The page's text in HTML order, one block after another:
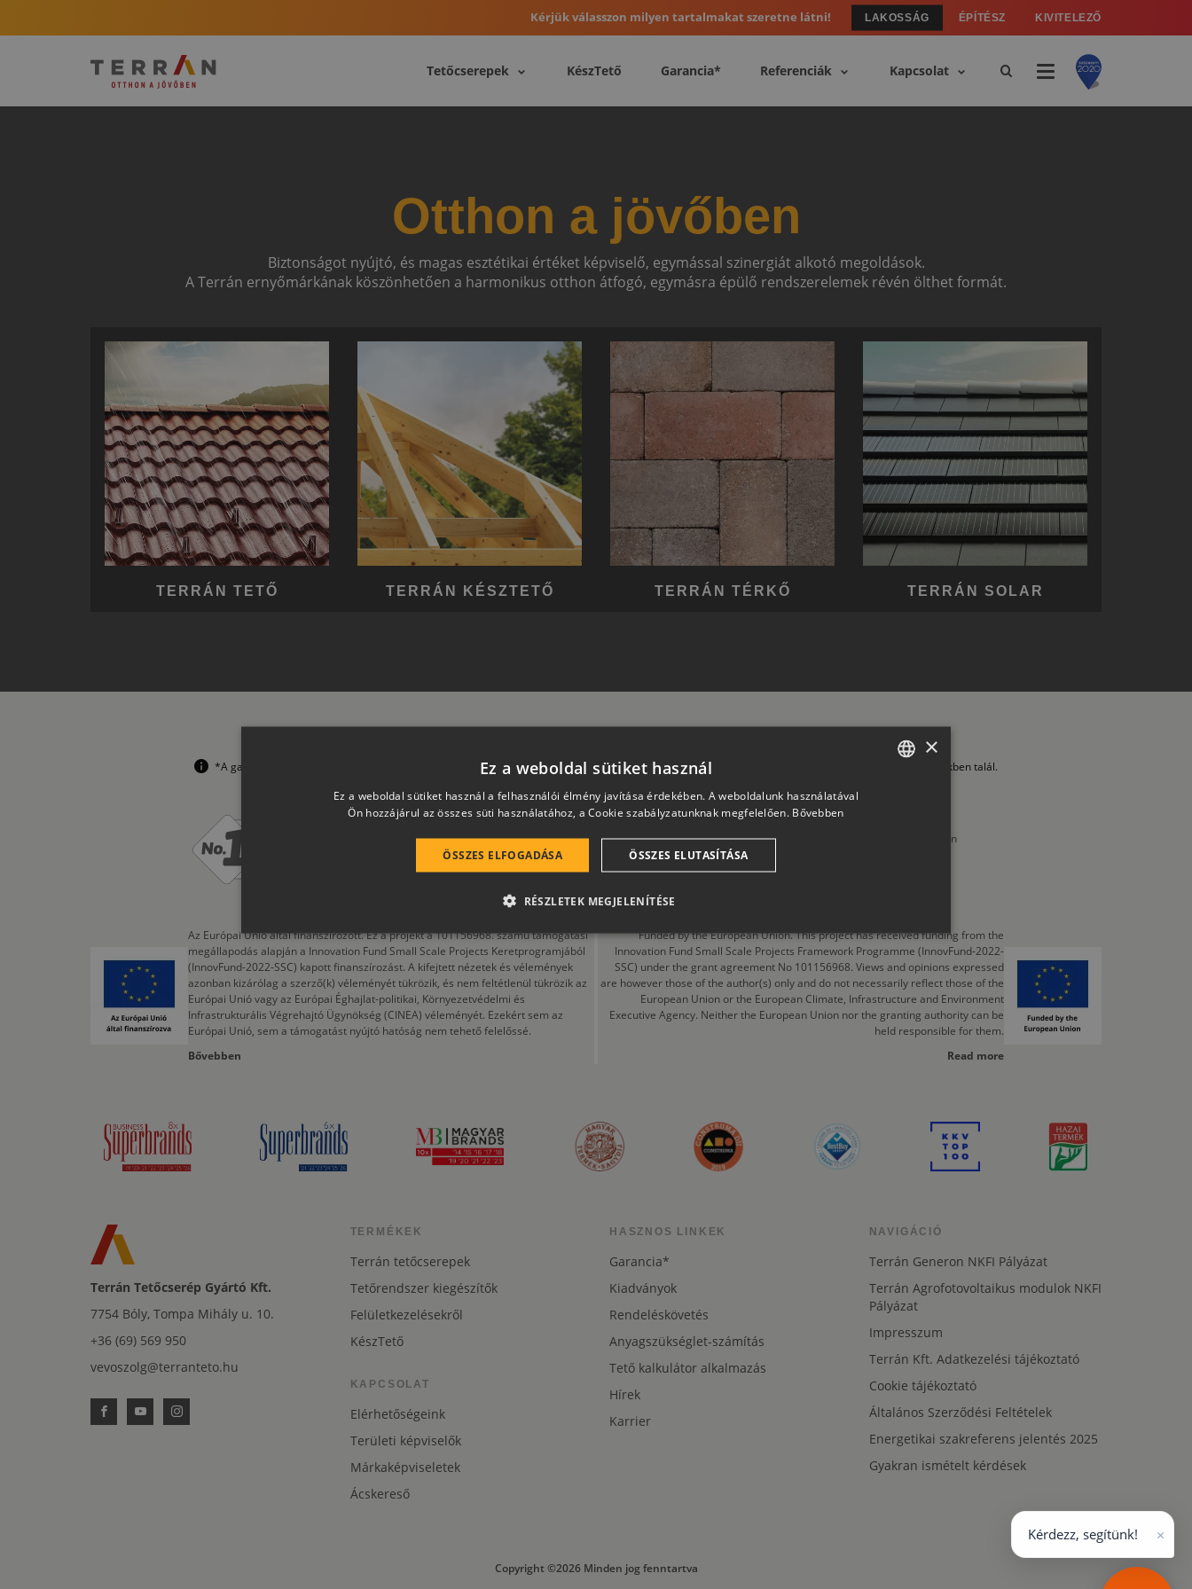
Kérjük válasszon milyen tartalmakat szeretne látni! LAKOSSÁG ÉPÍTÉSZ KIVITELEZŐ
Tetőcserepek KészTető Garancia* Referenciák Kapcsolat
Otthon a jövőben
Biztonságot nyújtó, és magas esztétikai értéket képviselő, egymással szinergiát alkotó megoldások.
A Terrán ernyőmárkának köszönhetően a harmonikus otthon átfogó, egymásra épülő rendszerelemek révén ölthet formát.
TERRÁN TETŐ TERRÁN KÉSZTETŐ TERRÁN TÉRKŐ TERRÁN SOLAR
*A garanciális feltételek korlátozásokat tartalmaznak, bővebb információt a Garanciaoldalon és az onnan letölthető Általános Szerződési Feltételeinkben talál.
**Az NIQ GfK MI Sales Tracking adatai alapján a 2025. március és 2026 február között Magyarországon, négyzetméterben
értékesített termékmennyiséget tekintve, Panelmarket, Copyright © 2026, Nielsen Consumer, LLC.
Az Európai Unió által finanszírozott. Ez a projekt a 101156968. számú támogatási
megállapodás alapján a Innovation Fund Small Scale Projects Keretprogramjából
(InnovFund-2022-SSC) kapott finanszírozást. A kifejtett nézetek és vélemények
azonban kizárólag a szerző(k) véleményét tükrözik, és nem feltétlenül tükrözik az
Európai Unió vagy az Európai Éghajlat-politikai, Környezetvédelmi és
Infrastrukturális Végrehajtó Ügynökség (CINEA) véleményét. Ezekért sem az
Európai Unió, sem a támogatást nyújtó hatóság nem tehető felelőssé.
Bővebben
Funded by the European Union. This project has received funding from the
Innovation Fund Small Scale Projects Framework Programme (InnovFund-2022-
SSC) under the grant agreement No 101156968. Views and opinions expressed
are however those of the author(s) only and do not necessarily reflect those of the
European Union or the European Climate, Infrastructure and Environment
Executive Agency. Neither the European Union nor the granting authority can be
held responsible for them.
Read more
Terrán Tetőcserép Gyártó Kft.
7754 Bóly, Tompa Mihály u. 10.
+36 (69) 569 950
vevoszolg@terranteto.hu
TERMÉKEK
Terrán tetőcserepek
Tetőrendszer kiegészítők
Felületkezelésekről
KészTető
KAPCSOLAT
Elérhetőségeink
Területi képviselők
Márkaképviseletek
Ácskereső
HASZNOS LINKEK
Garancia*
Kiadványok
Rendeléskövetés
Anyagszükséglet-számítás
Tető kalkulátor alkalmazás
Hírek
Karrier
NAVIGÁCIÓ
Terrán Generon NKFI Pályázat
Terrán Agrofotovoltaikus modulok NKFI
Pályázat
Impresszum
Terrán Kft. Adatkezelési tájékoztató
Cookie tájékoztató
Általános Szerződési Feltételek
Energetikai szakreferens jelentés 2025
Gyakran ismételt kérdések
Copyright ©2026 Minden jog fenntartva
Kérdezz, segítünk! ×
SR
RO-HU
ENGLISH
×
Ez a weboldal sütiket használ
Ez a weboldal sütiket használ a felhasználói élmény javítása érdekében. A weboldalunk használatával
Ön hozzájárul az összes süti használatához, a Cookie szabályzatunknak megfelelően. Bővebben
ÖSSZES ELFOGADÁSA ÖSSZES ELUTASÍTÁSA
RÉSZLETEK MEGJELENÍTÉSE